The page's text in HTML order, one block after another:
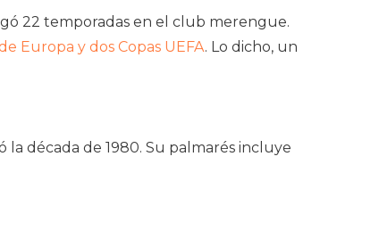
22 temporadas en el club merengue.
Europa y dos Copas UEFA. Lo dicho, un
década de 1980. Su palmarés incluye